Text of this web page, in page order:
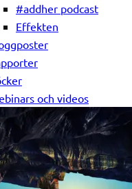
#addher podcast
Effekten
och videos